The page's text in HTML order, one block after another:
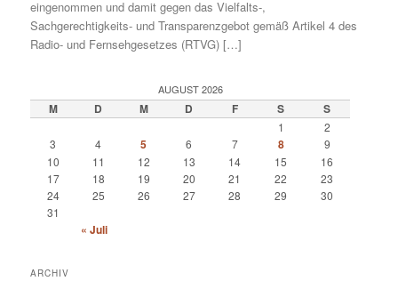
eingenommen und damit gegen das Vielfalts-,
Sachgerechtigkeits- und Transparenzgebot gemäß Artikel 4 des
Radio- und Fernsehgesetzes (RTVG) […]
AUGUST 2026
M D M D F S S
1
2
3
4 5 6 7 8
9
10
11 12 13 14 15
16
17
18 19 20 21 22
23
24
25 26 27 28 29
30
31
« Juli
ARCHIV